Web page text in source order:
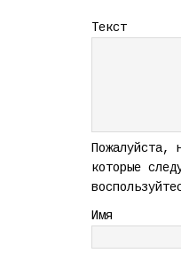
Текст
Пожалуйста,
которые
Имя